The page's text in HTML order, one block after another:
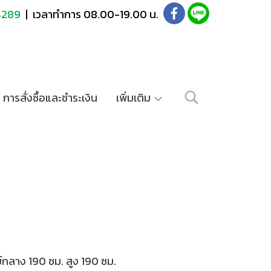
| เวลาทำการ 08.00-19.00 น.
การสั่งซื้อและชำระเงิน เพิ่มเติม
าง 190 ซม. สูง 190 ซม.